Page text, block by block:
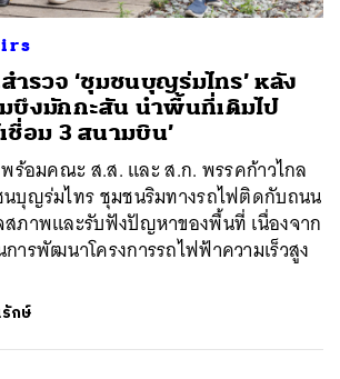
ำรวจ ‘ชุมชนบุญร่มไทร’ หลัง
บึงมักกะสัน นำพื้นที่เดิมไป
อม 3 สนามบิน’
ร้อมคณะ ส.ส. และ ส.ก. พรรคก้าวไกล
บุญร่มไทร ชุมชนริมทางรถไฟติดกับถนน
ภาพและรับฟังปัญหาของพื้นที่ เนื่องจาก
รพัฒนาโครงการรถไฟฟ้าความเร็วสูง
กษ์